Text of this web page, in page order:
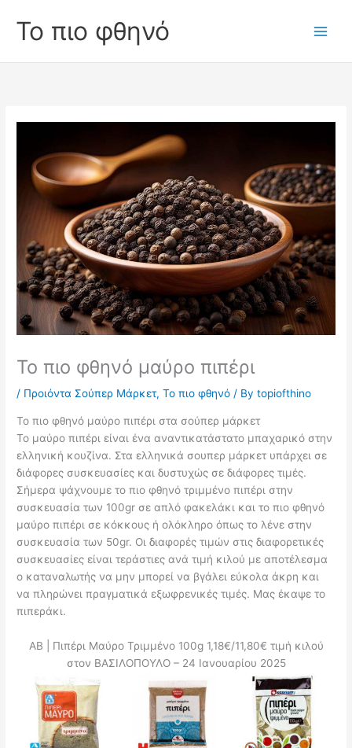
content
Το πιο φθηνό
Το πιο φθηνό μαύρο πιπέρι
/ Προιόντα Σούπερ Μάρκετ,Το πιο φθηνό / Bytopiofthino
Το πιο φθηνό μαύρο πιπέρι στα σούπερ μάρκετ
Το μαύρο πιπέρι είναι ένα αναντικατάστατο μπαχαρικό στην
ελληνική κουζίνα. Στα ελληνικά σουπερ μάρκετ υπάρχει σε
διάφορες συσκευασίες και δυστυχώς σε διάφορες τιμές.
Σήμερα ψάχνουμε το πιο φθηνό τριμμένο πιπέρι στην
συσκευασία των 100gr σε απλό φακελάκι και το πιο φθηνό
μαύρο πιπέρι σε κόκκους ή ολόκληρο όπως το λένε στην
συσκευασία των 50gr. Οι διαφορές τιμών στις διαφορετικές
συσκευασίες είναι τεράστιες ανά τιμή κιλού με αποτέλεσμα
ο καταναλωτής να μην μπορεί να βγάλει εύκολα άκρη και
να πληρώνει πραγματικά εξωφρενικές τιμές. Μας έκαψε το
πιπεράκι.
ΑΒ | Πιπέρι Μαύρο Τριμμένο 100g 1,18€/11,80€ τιμή κιλού
στον ΒΑΣΙΛΟΠΟΥΛΟ – 24 Ιανουαρίου 2025